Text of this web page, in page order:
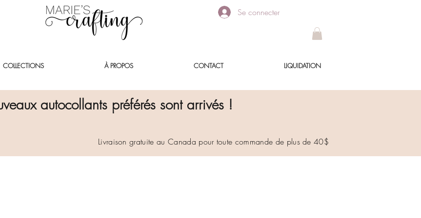
Se connecter
COLLECTIONS À PROPOS CONTACT LIQUIDATION
autocollants préférés sont arrivés !
Livraison gratuite au Canada pour toute commande de plus de 40$